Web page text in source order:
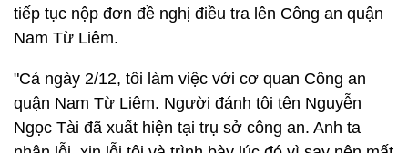
tiếp tục nộp đơn đề nghị điều tra lên Công an quận
Nam Từ Liêm.
"Cả ngày 2/12, tôi làm việc với cơ quan Công an
quận Nam Từ Liêm. Người đánh tôi tên Nguyễn
Ngọc Tài đã xuất hiện tại trụ sở công an. Anh ta